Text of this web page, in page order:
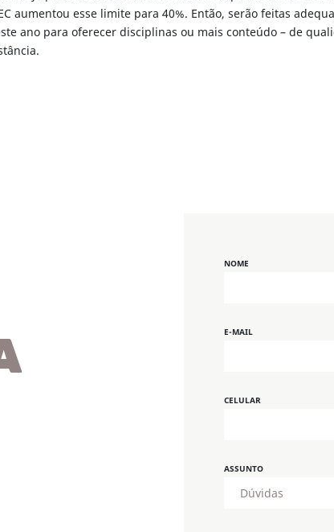
aumentou esse limite para 40%. Então, serão feitas
ano para oferecer disciplinas ou mais conteúdo – de
NOME
E-MAIL
CELULAR
ASSUNTO